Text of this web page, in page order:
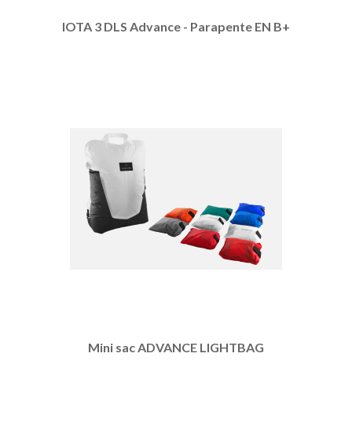
IOTA 3 DLS Advance - Parapente EN B+
Mini sac ADVANCE LIGHTBAG